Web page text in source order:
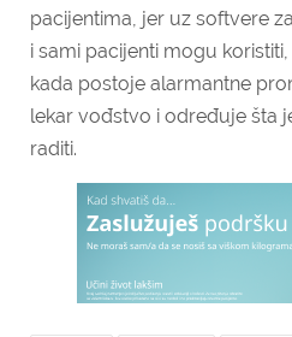
pacijentima, jer uz softvere
i sami pacijenti mogu
kada postoje alarmantne
lekar vođstvo i određuje šta
raditi.